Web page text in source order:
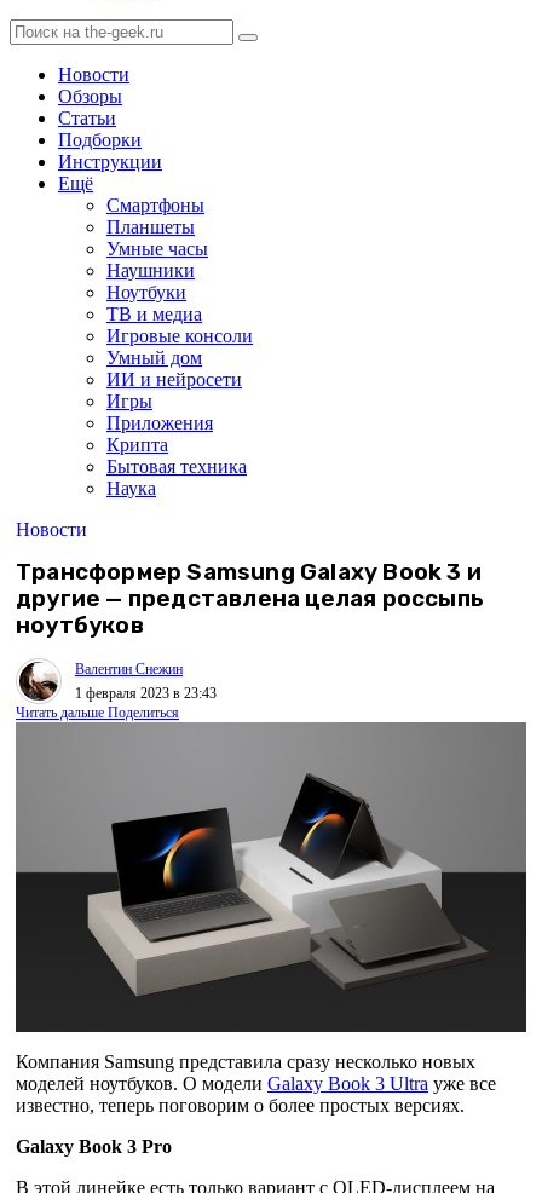
Новости
Обзоры
Статьи
Подборки
Инструкции
Ещё
Смартфоны
Планшеты
Умные часы
Наушники
Ноутбуки
ТВ и медиа
Игровые консоли
Умный дом
ИИ и нейросети
Игры
Приложения
Крипта
Бытовая техника
Наука
Новости
Трансформер Samsung Galaxy Book 3 и
другие — представлена целая россыпь
ноутбуков
Валентин Снежин
1 февраля 2023 в 23:43
Читать дальше Поделиться
Компания Samsung представила сразу несколько новых
моделей ноутбуков. О модели Galaxy Book 3 Ultra уже все
известно, теперь поговорим о более простых версиях.
Galaxy Book 3 Pro
В этой линейке есть только вариант с OLED-дисплеем на